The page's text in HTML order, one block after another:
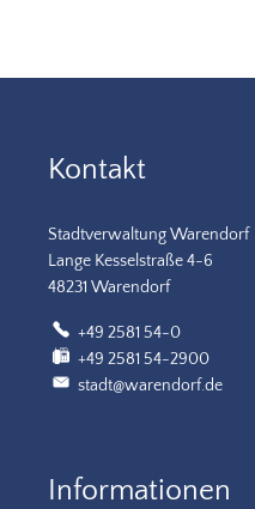
Kontakt
Stadtverwaltung Warendorf
Lange Kesselstraße 4-6
48231 Warendorf
+49 2581 54-0
+49 2581 54-2900
stadt@warendorf.de
Informationen